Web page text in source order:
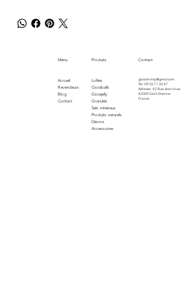
Menu
Accueil
Revendeurs
Blog
Contact
Produits
Lollies
Gioiaballs
Gioiajelly
Granulés
Sels minéraux
Produits naturels
Décors
Accessoires
gioiashrimp@gmail.com
Tel : 09 55 71 35 47
Adresse : 42 Rue Jean Huss
42000 Saint Etienne
France
Contact